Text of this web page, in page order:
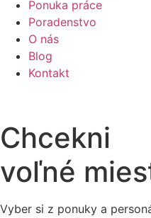
Ponuka práce
Poradenstvo
O nás
Blog
Kontakt
Chcekni
voľné
Vyber si z ponuky a